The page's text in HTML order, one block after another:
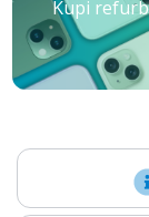
Kupi